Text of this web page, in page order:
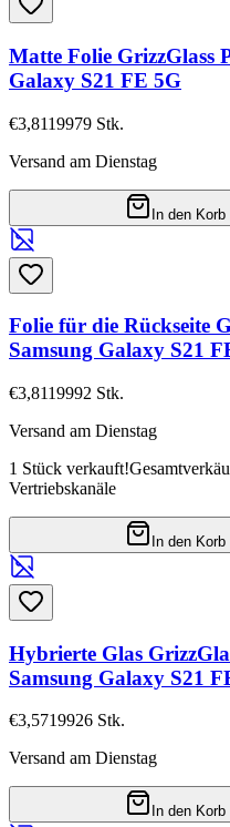
Matte Folie GrizzGlass
Galaxy S21 FE 5G
€3,8119979 Stk.
Versand am Dienstag
In den Korb
Folie für die Rückseite
Samsung Galaxy S21
€3,8119992 Stk.
Versand am Dienstag
1 Stück verkauft!
Vertriebskanäle
In den Korb
Hybrierte Glas
Samsung Galaxy S21
€3,5719926 Stk.
Versand am Dienstag
In den Korb